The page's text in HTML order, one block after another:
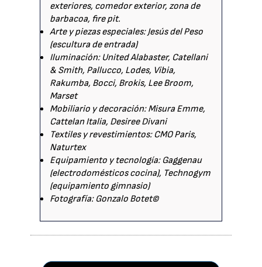
exteriores, comedor exterior, zona de
barbacoa, fire pit.
Arte y piezas especiales: Jesús del Peso
(escultura de entrada)
Iluminación: United Alabaster, Catellani
& Smith, Pallucco, Lodes, Vibia,
Rakumba, Bocci, Brokis, Lee Broom,
Marset
Mobiliario y decoración: Misura Emme,
Cattelan Italia, Desiree Divani
Textiles y revestimientos: CMO Paris,
Naturtex
Equipamiento y tecnología: Gaggenau
(electrodomésticos cocina), Technogym
(equipamiento gimnasio)
Fotografía: Gonzalo Botet©